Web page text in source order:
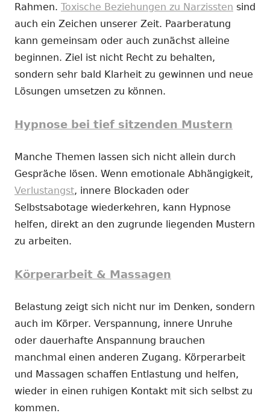
Rahmen. Toxische Beziehungen zu Narzissten sind
auch ein Zeichen unserer Zeit. Paarberatung
kann gemeinsam oder auch zunächst alleine
beginnen. Ziel ist nicht Recht zu behalten,
sondern sehr bald Klarheit zu gewinnen und neue
Lösungen umsetzen zu können.
Hypnose bei tief sitzenden Mustern
Manche Themen lassen sich nicht allein durch
Gespräche lösen. Wenn emotionale Abhängigkeit,
Verlustangst, innere Blockaden oder
Selbstsabotage wiederkehren, kann Hypnose
helfen, direkt an den zugrunde liegenden Mustern
zu arbeiten.
Körperarbeit & Massagen
Belastung zeigt sich nicht nur im Denken, sondern
auch im Körper. Verspannung, innere Unruhe
oder dauerhafte Anspannung brauchen
manchmal einen anderen Zugang. Körperarbeit
und Massagen schaffen Entlastung und helfen,
wieder in einen ruhigen Kontakt mit sich selbst zu
kommen.